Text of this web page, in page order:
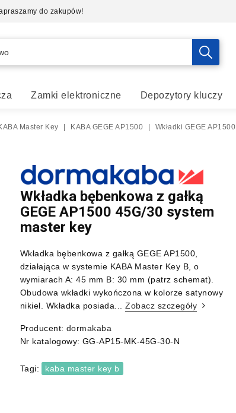
do zakupów!
Zamki elektroniczne Depozytory kluczy
Master Key KABA GEGE AP1500 Wkładki GEGE AP1500
Wkładka bębenkowa z gałką
GEGE AP1500 45G/30 system
master key
Wkładka bębenkowa z gałką GEGE AP1500,
działająca w systemie KABA Master Key B, o
wymiarach A: 45 mm B: 30 mm (patrz schemat).
Obudowa wkładki wykończona w kolorze satynowy
nikiel. Wkładka posiada...Zobacz szczegóły
Producent: dormakaba
Nr katalogowy: GG-AP15-MK-45G-30-N
Tagi: kaba master key b